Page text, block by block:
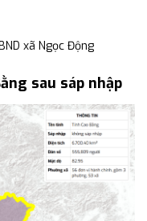
xã Ngọc Động
sau sáp nhập